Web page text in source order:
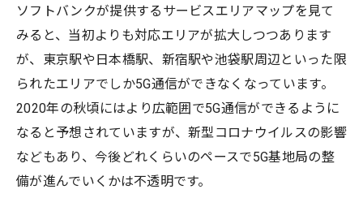
ソフトバンクが提供するサービスエリアマップを見て
みると、当初よりも対応エリアが拡大しつつあります
が、東京駅や日本橋駅、新宿駅や池袋駅周辺といった限
られたエリアでしか5G通信ができなくなっています。
2020年の秋頃にはより広範囲で5G通信ができるように
なると予想されていますが、新型コロナウイルスの影響
などもあり、今後どれくらいのペースで5G基地局の整
備が進んでいくかは不透明です。